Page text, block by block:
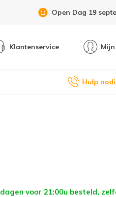
Showroom 6 dagen
Klantenservice
Hulp
voor 21:00u besteld,